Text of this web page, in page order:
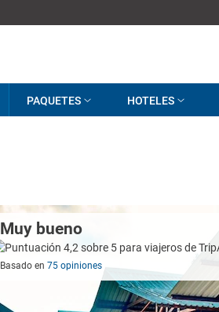
PAQUETES HOTELES
Muy bueno
Basado en75 opiniones